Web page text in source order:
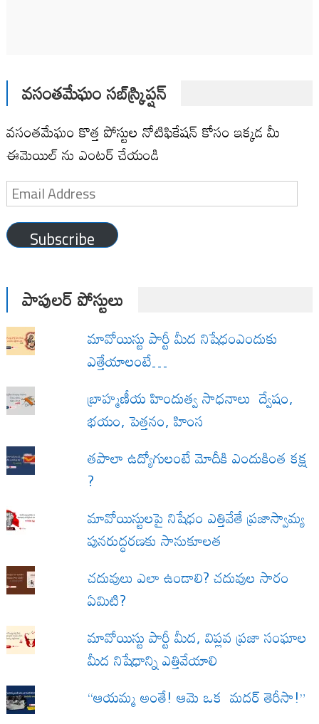
వసంతమేఘం సబ్‌స్క్రిప్షన్
వసంతమేఘం కొత్త పోస్టుల నోటిఫికేషన్ కోసం ఇక్కడ మీ
ఈమెయిల్ ను ఎంటర్ చేయండి
Email
Address
Subscribe
పాపులర్ పోస్టులు
మావోయిస్టు పార్టీ మీద నిషేధంఎందుకు
ఎత్తేయాలంటే…
బ్రాహ్మణీయ హిందుత్వ సాధనాలు ద్వేషం,
భయం, పెత్తనం, హింస
త‌పాలా ఉద్యోగులంటే మోదీకి ఎందుకింత కక్ష
?
మావోయిస్టులపై నిషేధం ఎత్తివేతే ప్రజాస్వామ్య
పునరుద్ధరణకు సానుకూలత
చదువులు ఎలా ఉండాలి? చదువుల సారం
ఏమిటి?
మావోయిస్టు పార్టీ మీద, విప్లవ ప్రజా సంఘాల
మీద నిషేధాన్ని ఎత్తివేయాలి
“ఆయమ్మ అంతే! ఆమె ఒక మదర్ తెరీసా!”